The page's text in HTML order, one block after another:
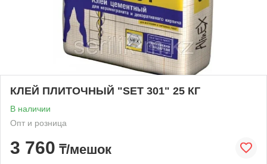
КЛЕЙ ПЛИТОЧНЫЙ "SET 301" 25 КГ
В наличии
Опт и розница
3 760 ₸/мешок